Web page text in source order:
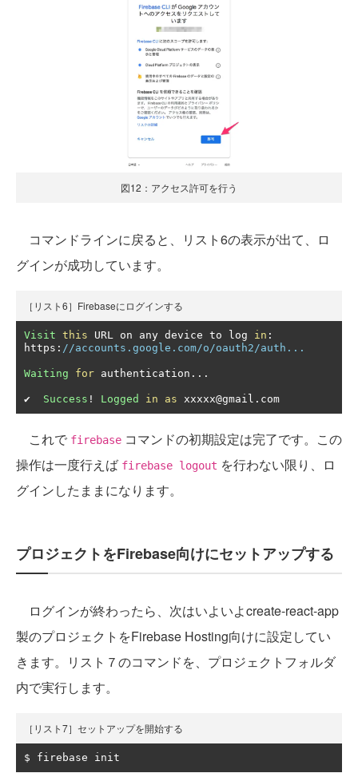
図12：アクセス許可を行う
コマンドラインに戻ると、リスト6の表示が出て、ロ
グインが成功しています。
［リスト6］Firebaseにログインする
Visit this URL on any device to log in :
https : //accounts.google.com/o/oauth2/auth...
Waiting for authentication ...
✔ Success ! Logged in as xxxxx@gmail . com
これで firebase コマンドの初期設定は完了です。この
操作は一度行えば firebase logout を行わない限り、ロ
グインしたままになります。
プロジェクトをFirebase向けにセットアップする
ログインが終わったら、次はいよいよcreate-react-app
製のプロジェクトをFirebase Hosting向けに設定してい
きます。リスト７のコマンドを、プロジェクトフォルダ
内で実行します。
［リスト7］セットアップを開始する
$ firebase init